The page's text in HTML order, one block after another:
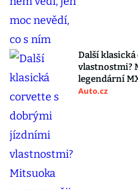
Další
vlastnostmi?
legendární
Auto.cz